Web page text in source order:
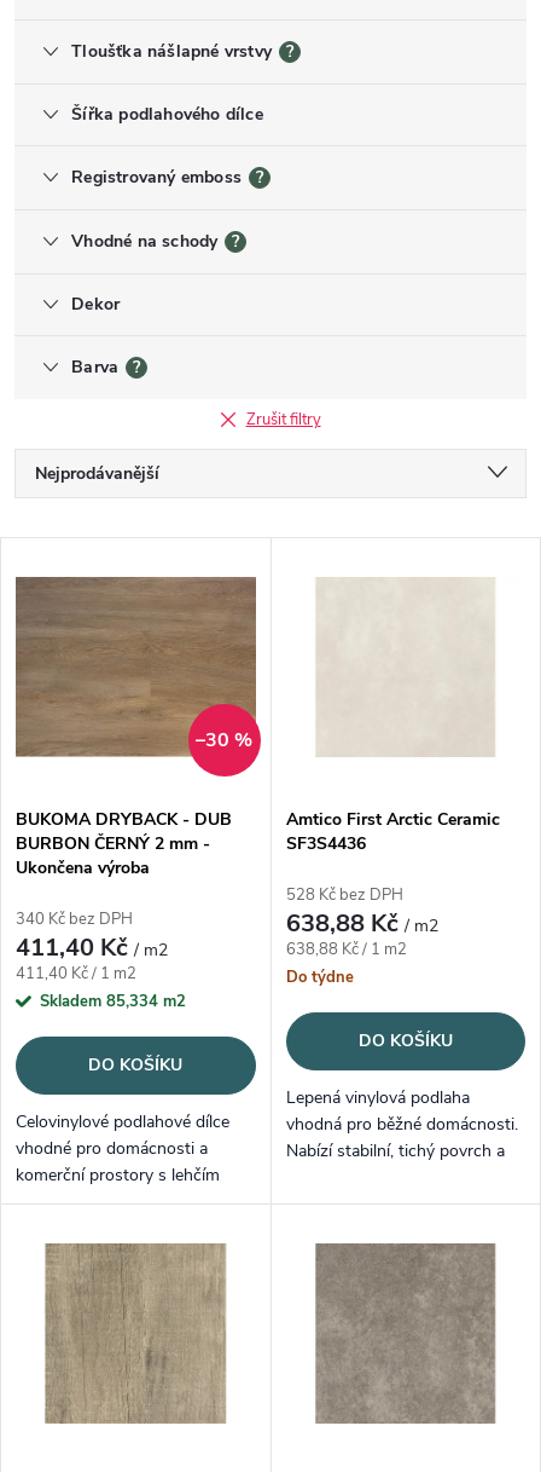
Tloušťka nášlapné vrstvy ?
Šířka podlahového dílce
Registrovaný emboss ?
Vhodné na schody ?
Dekor
Barva ?
Zrušit filtry
Řazení produktů
Nejprodávanější
Abecedně
–30 %
BUKOMA DRYBACK - DUB
BURBON ČERNÝ 2 mm -
Ukončena výroba
340 Kč bez DPH
411,40 Kč/ m2
Měrná cena:
411,40 Kč / 1 m2
Skladem 85,334 m2
DO KOŠÍKU
Celovinylové podlahové dílce
vhodné pro domácnosti a
komerční prostory s lehčím
zatížením (Celková tloušťka 2
dekorem Dub Burbon Černý.
Amtico First Arctic Ceramic
SF3S4436
528 Kč bez DPH
638,88 Kč/ m2
Měrná cena:
638,88 Kč / 1 m2
Do týdne
DO KOŠÍKU
Lepená vinylová podlaha
vhodná pro běžné domácnosti.
Nabízí stabilní, tichý povrch a